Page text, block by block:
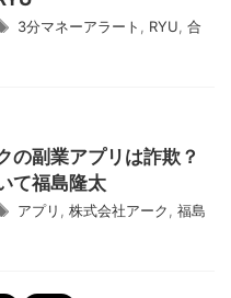
3分マネーアラート RYU 合
の副業アプリは詐欺？
て福島隆太
アプリ 株式会社アーク
福島